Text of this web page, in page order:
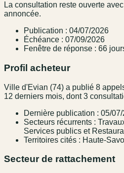
La consultation reste ouverte
annoncée.
Publication : 04/07/2026
Échéance : 07/09/2026
Fenêtre de réponse : 66
Profil acheteur
Ville d'Evian (74) a publié 8
12 derniers mois, dont 3
Dernière publication : 05/
Secteurs récurrents :
Services publics et
Territoires cités : Haute-
Secteur de rattachement